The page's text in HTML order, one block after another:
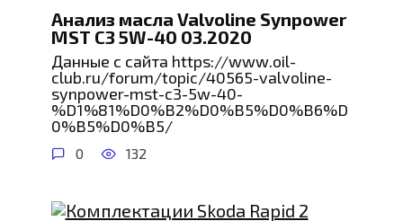
Анализ масла Valvoline Synpower
MST C3 5W-40 03.2020
Данные с сайта https://www.oil-
club.ru/forum/topic/40565-valvoline-
synpower-mst-c3-5w-40-
%D1%81%D0%B2%D0%B5%D0%B6%D
0%B5%D0%B5/
0 132